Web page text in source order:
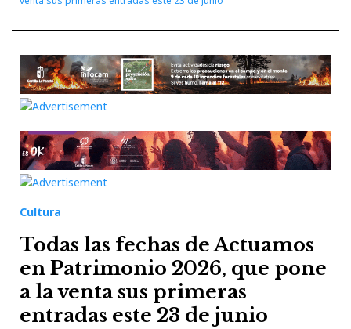
Cultura
Todas las fechas de Actuamos
en Patrimonio 2026, que pone
a la venta sus primeras
entradas este 23 de junio